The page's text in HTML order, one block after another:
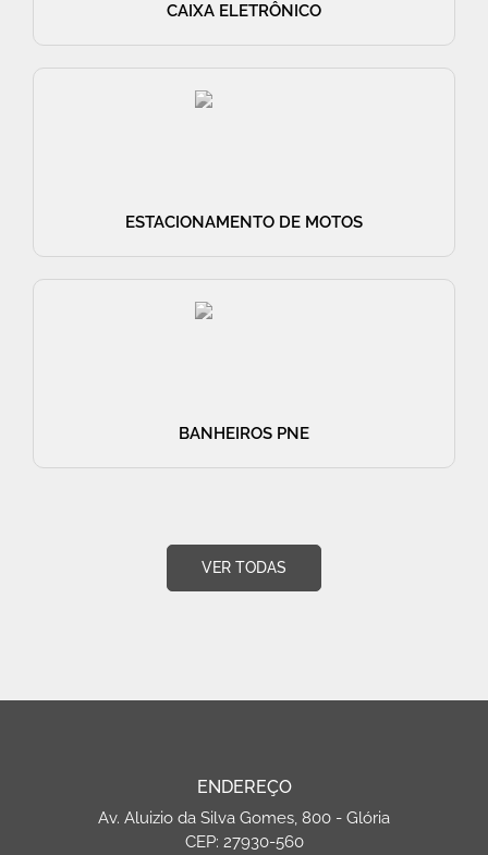
CAIXA ELETRÔNICO
ESTACIONAMENTO DE MOTOS
BANHEIROS PNE
VER TODAS
ENDEREÇO
Av. Aluizio da Silva Gomes, 800 - Glória
CEP: 27930-560